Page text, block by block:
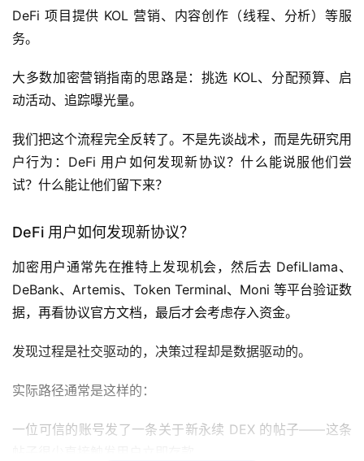
DeFi 项目提供 KOL 营销、内容创作（线程、分析）等服
务。
大多数加密营销指南的思路是：挑选 KOL、分配预算、启
动活动、追踪曝光量。
我们把这个流程完全反转了。不是先谈战术，而是先研究用
户行为：DeFi 用户如何发现新协议？什么能说服他们尝
试？什么能让他们留下来？
DeFi 用户如何发现新协议？
加密用户通常先在推特上发现机会，然后去 DefiLlama、
DeBank、Artemis、Token Terminal、Moni 等平台验证数
据，再看协议官方文档，最后才会考虑存入资金。
发现过程是社交驱动的，决策过程却是数据驱动的。
实际路径通常是这样的：
一位可信的账号发了一条关于新永续 DEX 的帖子——这条